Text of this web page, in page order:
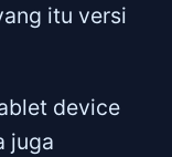
itu versi
device
juga